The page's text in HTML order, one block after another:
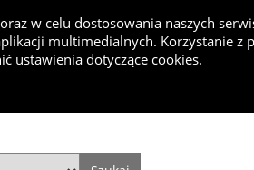
Dodaj projekt
Konkurs
w celu dostosowania naszych
multimedialnych. Korzystanie z
ustawienia dotyczące cookies.